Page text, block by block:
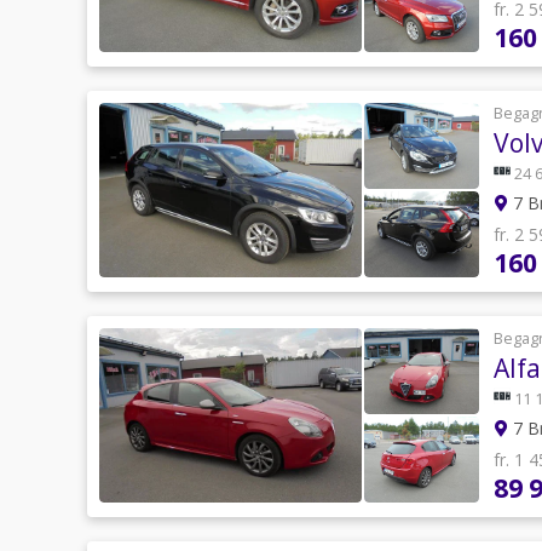
fr. 2
24
7
fr. 2
11
7
fr. 1
89